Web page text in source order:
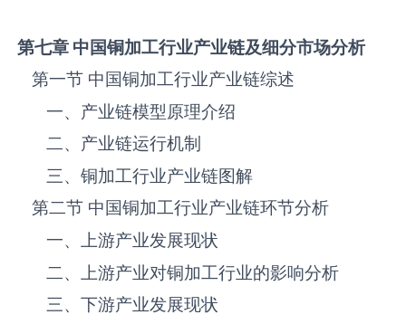
第七章 中国铜加工行业产业链及细分市场分析
第一节 中国‌‌‌‌‌‌‌铜加工‌‌‌‌‌‌‌‌‌‌‌‌‌‌‌‌‌‌‌行业产业链综述
一、产业链模型原理介绍
二、产业链运行机制
三、‌‌‌‌‌‌‌铜加工‌‌‌‌‌‌‌‌‌‌‌‌‌‌‌‌‌‌‌行业产业链图解
第二节 中国‌‌‌‌‌‌‌铜加工‌‌‌‌‌‌‌‌‌‌‌‌‌‌‌‌‌‌‌行业产业链环节分析
一、上游产业发展现状
二、上游产业对‌‌‌‌‌‌‌铜加工‌‌‌‌‌‌‌‌‌‌‌‌‌‌‌‌‌‌‌行业的影响分析
三、下游产业发展现状